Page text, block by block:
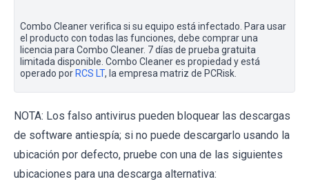
Combo Cleaner verifica si su equipo está infectado. Para usar
el producto con todas las funciones, debe comprar una
licencia para Combo Cleaner. 7 días de prueba gratuita
limitada disponible. Combo Cleaner es propiedad y está
operado por RCS LT, la empresa matriz de PCRisk.
NOTA: Los falso antivirus pueden bloquear las descargas
de software antiespía; si no puede descargarlo usando la
ubicación por defecto, pruebe con una de las siguientes
ubicaciones para una descarga alternativa: